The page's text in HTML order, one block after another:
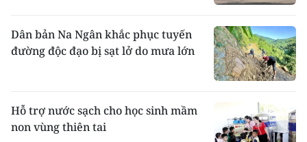
Dân bản Na Ngân khắc phục tuyến
đường độc đạo bị sạt lở do mưa lớn
Hỗ trợ nước sạch cho học sinh mầm
non vùng thiên tai